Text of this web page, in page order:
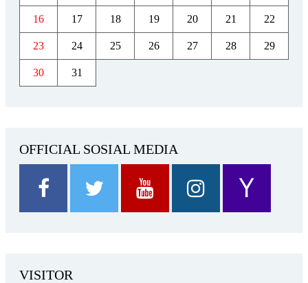
16 17 18 19 20 21 22
23 24 25 26 27 28 29
30 31
OFFICIAL SOSIAL MEDIA
VISITOR